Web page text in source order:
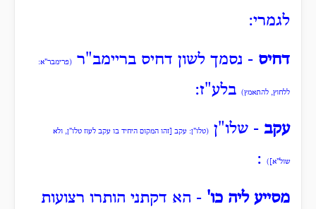
לגמרי:
דחיס - נסמך לשון דחיס בריימב"ר (פרימבר"א:
ללחוץ, להתאמץ) בלע"ז:
עקב - שלו"ן (טלו"ן: עקב [זהו המקום היחיד בו עקב לעוז טלו"ן, ולא
שול"א]) :
מסייע ליה כו' - הא דקתני הותרו רצועות